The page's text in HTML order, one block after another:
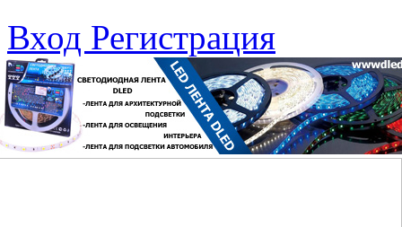
Вход Регистрация